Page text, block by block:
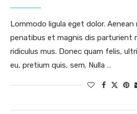
Lommodo ligula eget dolor. Aenean
penatibus et magnis dis parturient
ridiculus mus. Donec quam felis,
eu, pretium quis, sem. Nulla …